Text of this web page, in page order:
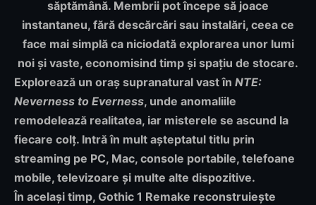
săptămână. Membrii pot începe să joace
instantaneu, fără descărcări sau instalări, ceea ce
face mai simplă ca niciodată explorarea unor lumi
noi și vaste, economisind timp și spațiu de stocare.
Explorează un oraș supranatural vast în NTE:
Neverness to Everness, unde anomaliile
remodelează realitatea, iar misterele se ascund la
fiecare colț. Intră în mult așteptatul titlu prin
streaming pe PC, Mac, console portabile, telefoane
mobile, televizoare și multe alte dispozitive.
În același timp, Gothic 1 Remake reconstruiește